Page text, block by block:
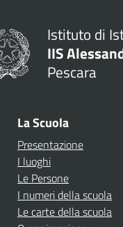
Istituto di
IIS
Pescara
La Scuola
Presentazione
I luoghi
Le Persone
I numeri della scuola
Le carte della scuola